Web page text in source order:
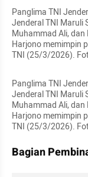
Panglima TNI
Jenderal TNI Maruli
Muhammad Ali,
Harjono memimpin
TNI (25/3/2026).
Panglima TNI
Jenderal TNI Maruli
Muhammad Ali,
Harjono memimpin
TNI (25/3/2026).
Bagian